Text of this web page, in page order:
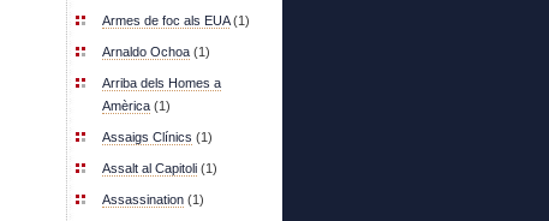
Armes de foc als EUA(1)
Arnaldo Ochoa (1)
Arriba dels Homes a
Amèrica (1)
Assaigs Clínics (1)
Assalt al Capitoli (1)
Assassination (1)